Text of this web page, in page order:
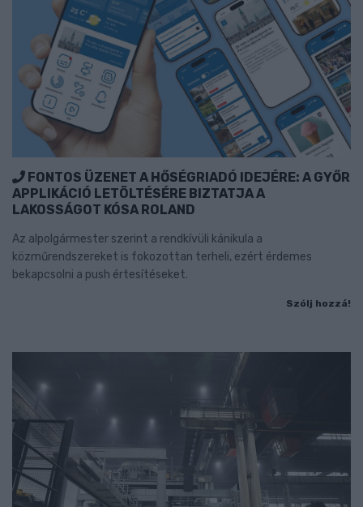
FONTOS ÜZENET A HŐSÉGRIADÓ IDEJÉRE: A GYŐR
APPLIKÁCIÓ LETÖLTÉSÉRE BIZTATJA A
LAKOSSÁGOT KÓSA ROLAND
Az alpolgármester szerint a rendkívüli kánikula a
közműrendszereket is fokozottan terheli, ezért érdemes
bekapcsolni a push értesítéseket.
Szólj hozzá!